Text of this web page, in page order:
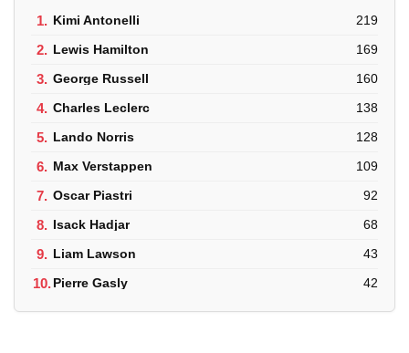
1. Kimi Antonelli 219
2. Lewis Hamilton 169
3. George Russell 160
4. Charles Leclerc 138
5. Lando Norris 128
6. Max Verstappen 109
7. Oscar Piastri 92
8. Isack Hadjar 68
9. Liam Lawson 43
10.Pierre Gasly 42